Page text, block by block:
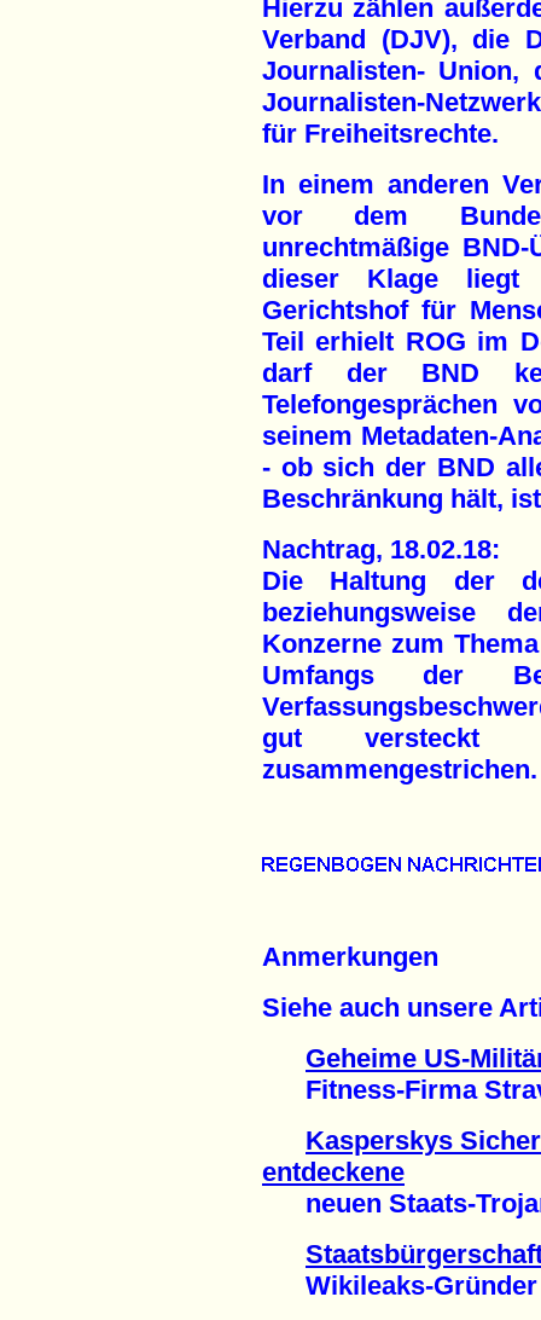
Hierzu zählen
Verband (DJV), die
Journalisten- Union,
Journalisten-
für Freiheitsrechte.
In einem anderen
vor dem
unrechtmäßige
dieser Klage liegt
Gerichtshof für
Teil erhielt ROG im
darf der BND
Telefongesprächen
seinem Metadaten-
- ob sich der BND
Beschränkung hält,
Nachtrag, 18.02.18:
Die Haltung der
beziehungsweise
Konzerne zum
Umfangs der
gut
zusammengestrichen.
Anmerkungen
Siehe auch unsere
Geheime US-
Fitness-Firma
Kasperskys
entdeckene
neuen Staats-
Wikileaks-Gründer